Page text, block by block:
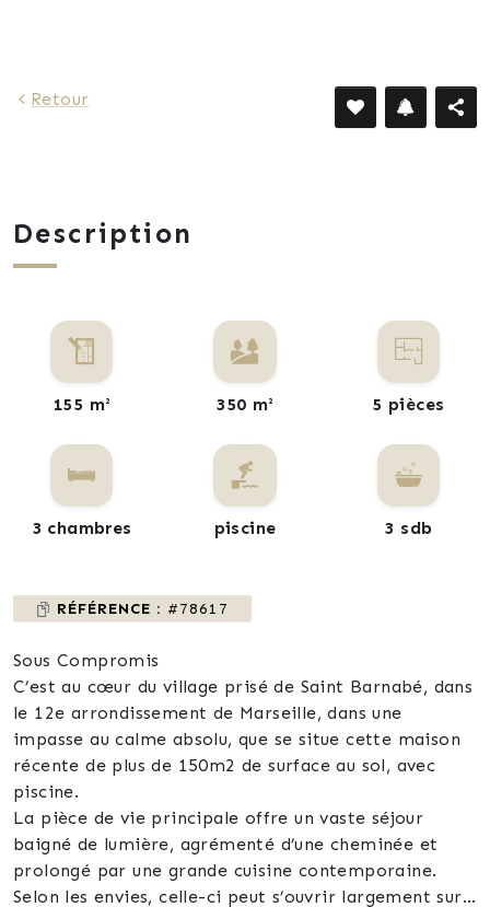
Retour
Description
155 m² 350 m² 5 pièces
3 chambres piscine 3 sdb
RÉFÉRENCE : #78617
Sous Compromis
C’est au cœur du village prisé de Saint Barnabé, dans
le 12e arrondissement de Marseille, dans une
impasse au calme absolu, que se situe cette maison
récente de plus de 150m2 de surface au sol, avec
piscine.
La pièce de vie principale offre un vaste séjour
baigné de lumière, agrémenté d’une cheminée et
prolongé par une grande cuisine contemporaine.
Selon les envies, celle-ci peut s’ouvrir largement sur